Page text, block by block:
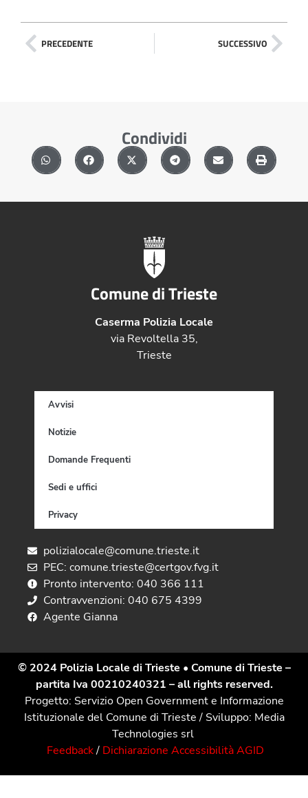
PRECEDENTE SUCCESSIVO
Condividi
Comune di Trieste
Caserma Polizia Locale
via Revoltella 35,
Trieste
Avvisi
Notizie
Domande Frequenti
Sedi e uffici
Privacy
polizialocale@comune.trieste.it
PEC: comune.trieste@certgov.fvg.it
Pronto intervento: 040 366 111
Contravvenzioni: 040 675 4399
Agente Gianna
© 2024 Polizia Locale di Trieste • Comune di Trieste –
partita Iva 00210240321 – all rights reserved.
Progetto: Servizio Open Government e Informazione
Istituzionale del Comune di Trieste / Sviluppo: Media
Technologies srl
Feedback/ Dichiarazione Accessibilità AGID